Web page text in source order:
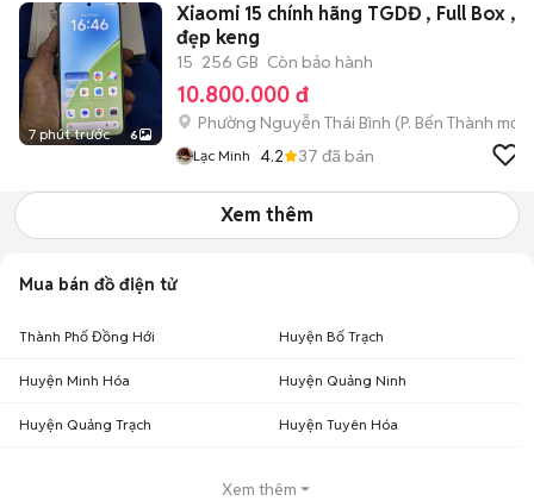
7 phút trước 6
Xiaomi 15 chính hãng TGDĐ , Full Box ,
đẹp keng
15 256 GB Còn bảo hành
10.800.000 đ
Phường Nguyễn Thái Bình (P. Bến Thành mới)
Lạc Minh 4.2 37 đã bán
Xem thêm
Mua bán đồ điện tử
Thành Phố Đồng Hới Huyện Bố Trạch
Huyện Minh Hóa Huyện Quảng Ninh
Huyện Quảng Trạch Huyện Tuyên Hóa
Xem thêm